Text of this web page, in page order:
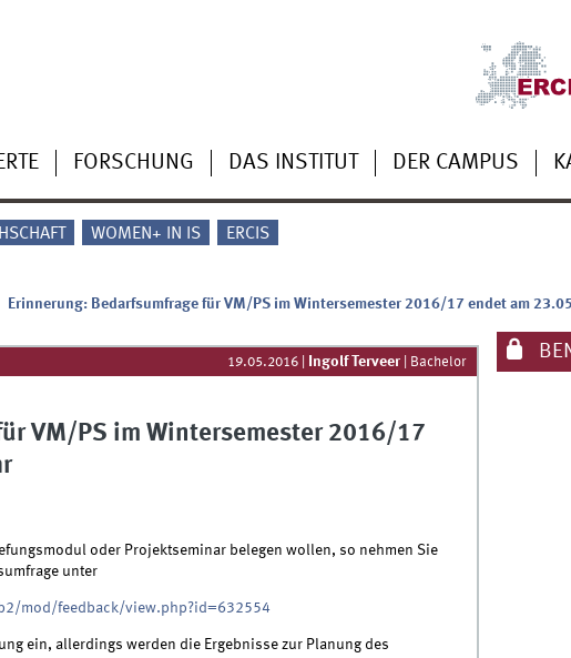
FORSCHUNG DAS INSTITUT DER CAMPUS
WOMEN+ IN IS ERCIS
Erinnerung: Bedarfsumfrage für VM/PS im Wintersemester 2016/17 endet am
19.05.2016 Ingolf Terveer Bachelor
VM/PS im Wintersemester 2016/17
oder Projektseminar belegen wollen, so nehmen Sie
unter
mod/feedback/view.php?id=632554
ein, allerdings werden die Ergebnisse zur Planung des